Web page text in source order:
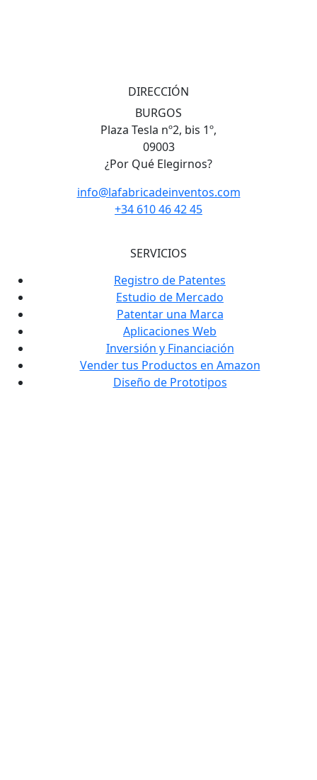
DIRECCIÓN
BURGOS
Plaza Tesla nº2, bis 1º,
09003
¿Por Qué Elegirnos?
info@lafabricadeinventos.com
+34 610 46 42 45
SERVICIOS
Registro de Patentes
Estudio de Mercado
Patentar una Marca
Aplicaciones Web
Inversión y Financiación
Vender tus Productos en Amazon
Diseño de Prototipos